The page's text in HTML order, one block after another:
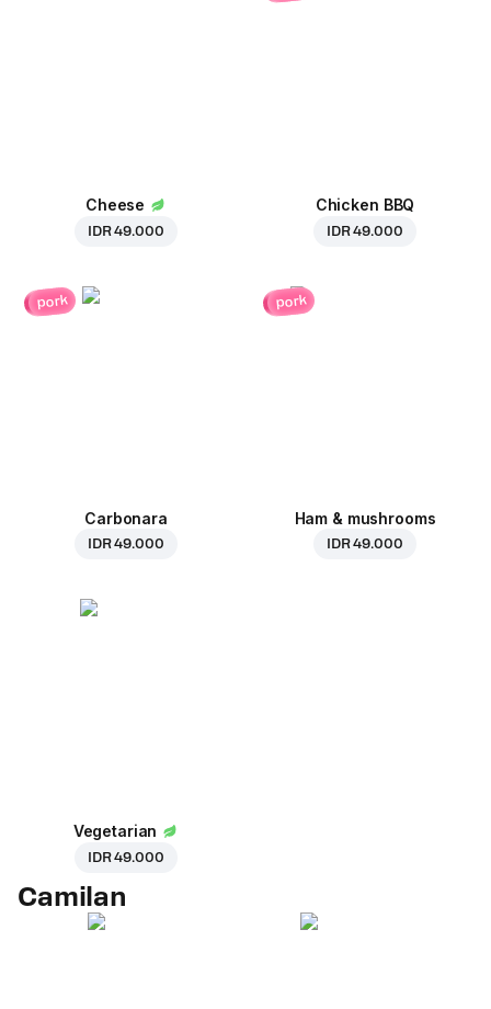
Cheese
IDR 49.000
Chicken BBQ
IDR 49.000
pork
Carbonara
IDR 49.000
pork
Ham & mushrooms
IDR 49.000
Vegetarian
IDR 49.000
Camilan